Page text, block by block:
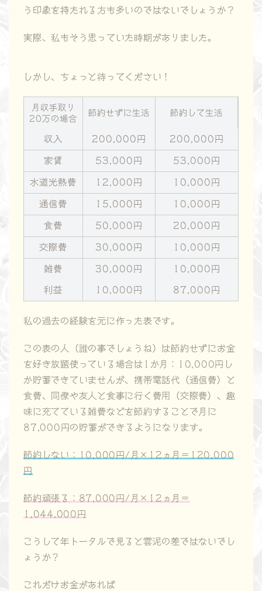
う印象を持たれる方も多いのではないでしょうか？
実際、私もそう思っていた時期がありました。
しかし、ちょっと待ってください！
月収手取り
20万の場合
節約せずに生活 節約して生活
収入 200,000円 200,000円
家賃 53,000円 53,000円
水道光熱費 12,000円 10,000円
通信費 15,000円 10,000円
食費 50,000円 20,000円
交際費 30,000円 10,000円
雑費 30,000円 10,000円
利益 10,000円 87,000円
私の過去の経験を元に作った表です。
この表の人（誰の事でしょうね）は節約せずにお金
を好き放題使っている場合は1か月：10,000円し
か貯蓄できていませんが、携帯電話代（通信費）と
食費、同僚や友人と食事に行く費用（交際費）、趣
味に充てている雑費などを節約することで月に
87,000円の貯蓄ができるようになります。
節約しない：10,000円/月×12ヵ月＝120,000
円
節約頑張る：87,000円/月×12ヵ月＝
1,044,000円
こうして年トータルで見ると雲泥の差ではないでし
ょうか？
これだけお金があれば